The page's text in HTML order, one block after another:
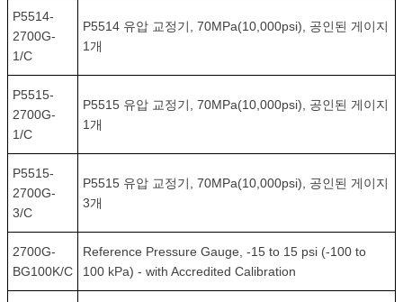
P5514-
2700G-
1/C
P5514 유압 교정기, 70MPa(10,000psi), 공인된 게이지
1개
P5515-
2700G-
1/C
P5515 유압 교정기, 70MPa(10,000psi), 공인된 게이지
1개
P5515-
2700G-
3/C
P5515 유압 교정기, 70MPa(10,000psi), 공인된 게이지
3개
2700G-
BG100K/C
Reference Pressure Gauge, -15 to 15 psi (-100 to
100 kPa) - with Accredited Calibration